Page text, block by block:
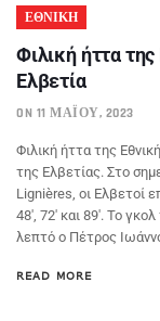
ΕΘΝΙΚΗ
Φιλική ήττα
Ελβετία
ON 11 ΜΑΪ́ΟΥ, 2023
Φιλική ήττα της
της Ελβετίας. Στο
Lignières, οι Ελβετοί
48′, 72′ και 89′. Το
λεπτό ο Πέτρος
READ MORE